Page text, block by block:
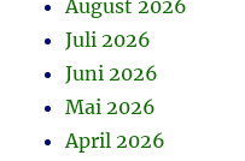
August 2026
Juli 2026
Juni 2026
Mai 2026
April 2026